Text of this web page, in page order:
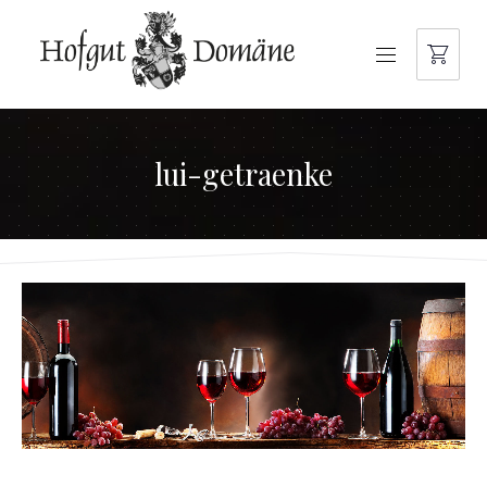
NAVIGATION
lui-getraenke